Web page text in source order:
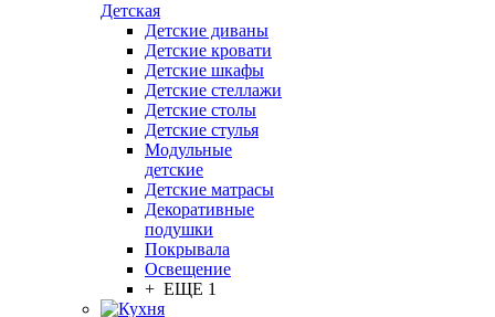
Детская
Детские диваны
Детские кровати
Детские шкафы
Детские стеллажи
Детские столы
Детские стулья
Модульные
детские
Детские матрасы
Декоративные
подушки
Покрывала
Освещение
+ ЕЩЕ 1